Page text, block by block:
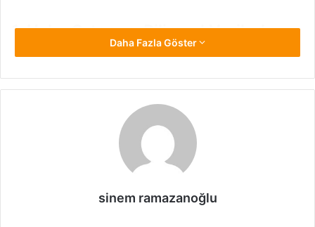
1. Uyku Ortamını Bilimsel Verilerle
Düzenlemek
Bebeklerin uyumasını etkileyen en önemli faktörlerden biri
seviyelerinin uyku kalitesini doğrudan etkilediğini
: Bilimsel çalışmalar, bebek odası
sıcaklığının 20-22°C arasında olmasının ideal
olduğunu belirtir. Çok sıcak ya da soğuk ortam,
Daha Fazla Göster
sinem ramazanoğlu